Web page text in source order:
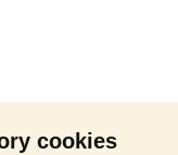
cookies